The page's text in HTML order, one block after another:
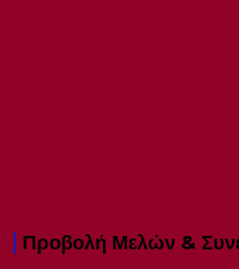
Προβολή Μελών &